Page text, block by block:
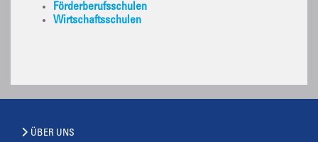
Förderberufsschulen
Wirtschaftsschulen
ÜBER UNS